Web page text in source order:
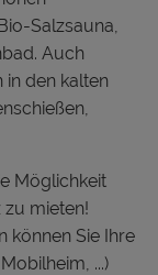
Salzsauna,
Auch
den kalten
Möglichkeit
mieten!
können Sie Ihre
...)